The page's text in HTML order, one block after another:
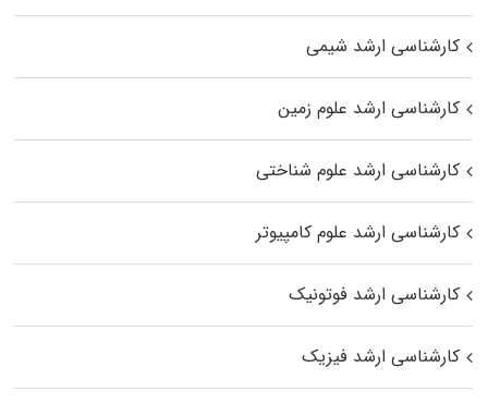
کارشناسی ارشد شیمی
کارشناسی ارشد علوم زمین
کارشناسی ارشد علوم شناختی
کارشناسی ارشد علوم کامپیوتر
کارشناسی ارشد فوتونیک
کارشناسی ارشد فیزیک